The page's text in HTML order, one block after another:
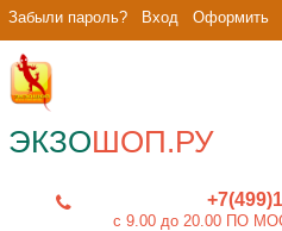
Забыли пароль? Вход Оформить
ЭКЗОШОП.РУ
c 9.00 до 20.00 ПО